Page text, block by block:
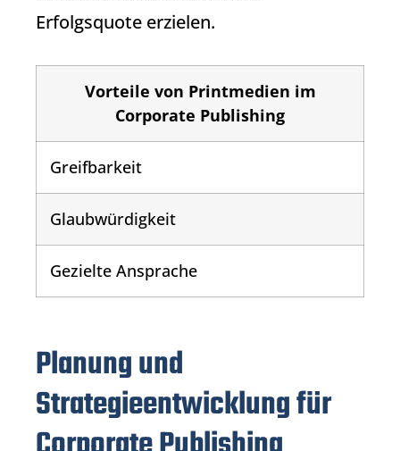
Erfolgsquote erzielen.
Vorteile von Printmedien im
Corporate Publishing
Greifbarkeit
Glaubwürdigkeit
Gezielte Ansprache
Planung und
Strategieentwicklung für